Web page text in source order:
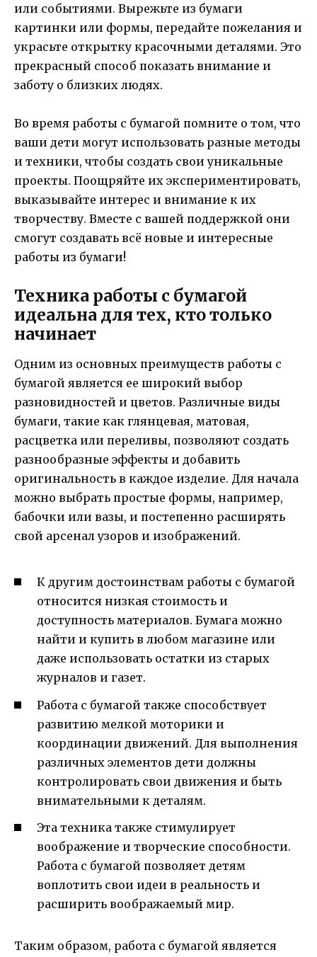
или событиями. Вырежьте из бумаги
картинки или формы, передайте пожелания и
украсьте открытку красочными деталями. Это
прекрасный способ показать внимание и
заботу о близких людях.
Во время работы с бумагой помните о том, что
ваши дети могут использовать разные методы
и техники, чтобы создать свои уникальные
проекты. Поощряйте их экспериментировать,
выказывайте интерес и внимание к их
творчеству. Вместе с вашей поддержкой они
смогут создавать всё новые и интересные
работы из бумаги!
Техника работы с бумагой
идеальна для тех, кто только
начинает
Одним из основных преимуществ работы с
бумагой является ее широкий выбор
разновидностей и цветов. Различные виды
бумаги, такие как глянцевая, матовая,
расцветка или переливы, позволяют создать
разнообразные эффекты и добавить
оригинальность в каждое изделие. Для начала
можно выбрать простые формы, например,
бабочки или вазы, и постепенно расширять
свой арсенал узоров и изображений.
К другим достоинствам работы с бумагой
относится низкая стоимость и
доступность материалов. Бумага можно
найти и купить в любом магазине или
даже использовать остатки из старых
журналов и газет.
Работа с бумагой также способствует
развитию мелкой моторики и
координации движений. Для выполнения
различных элементов дети должны
контролировать свои движения и быть
внимательными к деталям.
Эта техника также стимулирует
воображение и творческие способности.
Работа с бумагой позволяет детям
воплотить свои идеи в реальность и
расширить воображаемый мир.
Таким образом, работа с бумагой является